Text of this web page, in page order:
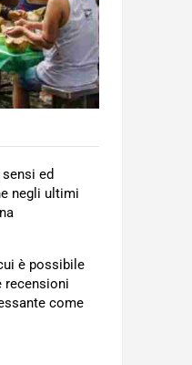
ed
negli ultimi
è possibile
recensioni
come